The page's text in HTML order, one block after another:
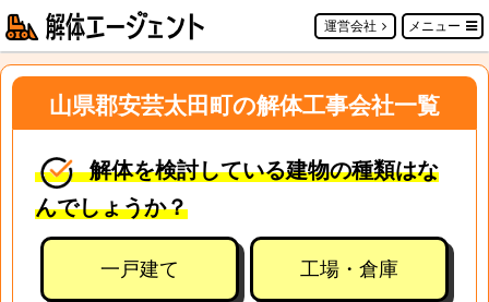
運営会社 メニュー
山県郡安芸太田町の解体工事会社一覧
解体を検討している建物の種類はな
んでしょうか？
一戸建て 工場・倉庫